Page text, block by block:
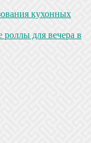
кухонных
для вечера в